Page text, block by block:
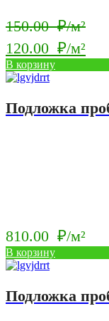
150.00₽/м²
м².
120.00 ₽/м²
Текущая
цена:
120.00
В корзину
Подложка
810.00 ₽/м²
В корзину
Подложка